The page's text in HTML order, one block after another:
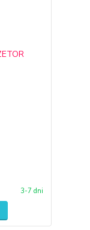
3-7 dni